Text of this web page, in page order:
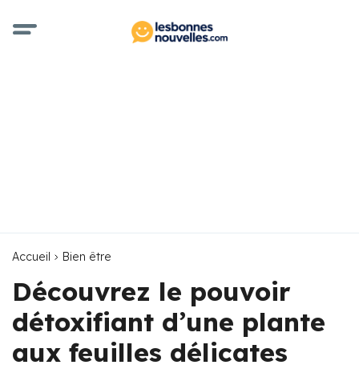
Accueil Bien être
Découvrez le pouvoir
détoxifiant d’une plante
aux feuilles délicates